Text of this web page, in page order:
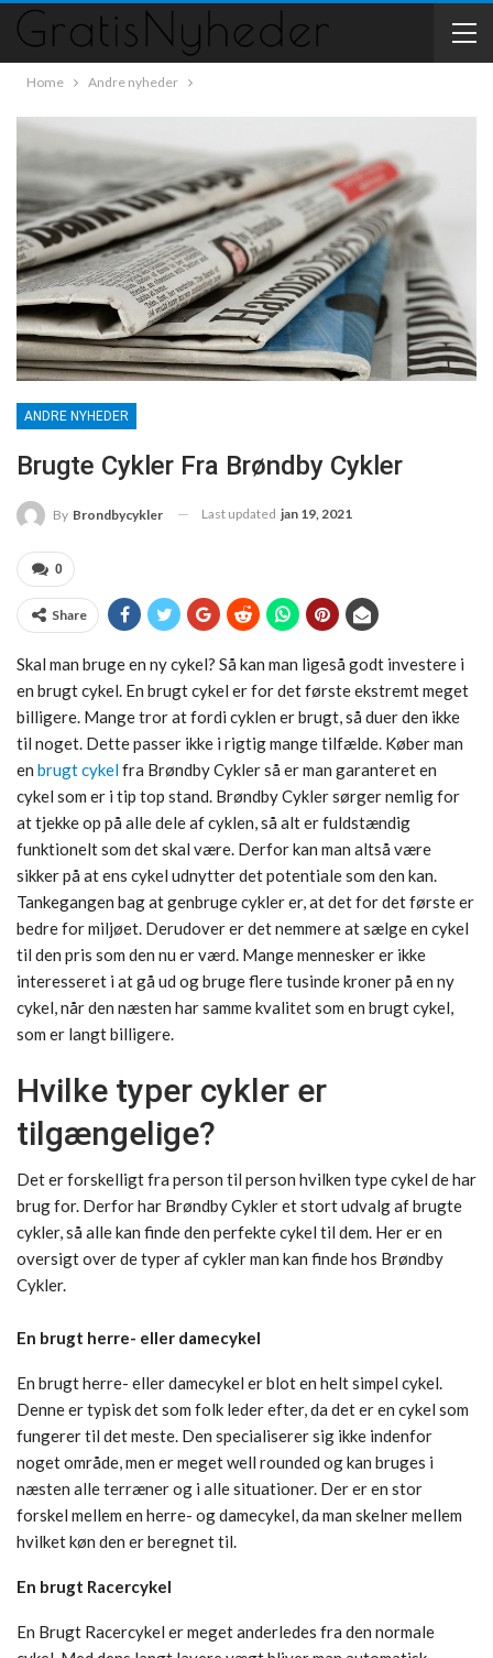
Home Andre nyheder
ANDRE NYHEDER
Brugte Cykler Fra Brøndby Cykler
By Brondbycykler Last updated jan 19, 2021
0
Share
Skal man bruge en ny cykel? Så kan man ligeså godt investere i
en brugt cykel. En brugt cykel er for det første ekstremt meget
billigere. Mange tror at fordi cyklen er brugt, så duer den ikke
til noget. Dette passer ikke i rigtig mange tilfælde. Køber man
en brugt cykelfra Brøndby Cykler så er man garanteret en
cykel som er i tip top stand. Brøndby Cykler sørger nemlig for
at tjekke op på alle dele af cyklen, så alt er fuldstændig
funktionelt som det skal være. Derfor kan man altså være
sikker på at ens cykel udnytter det potentiale som den kan.
Tankegangen bag at genbruge cykler er, at det for det første er
bedre for miljøet. Derudover er det nemmere at sælge en cykel
til den pris som den nu er værd. Mange mennesker er ikke
interesseret i at gå ud og bruge flere tusinde kroner på en ny
cykel, når den næsten har samme kvalitet som en brugt cykel,
som er langt billigere.
Hvilke typer cykler er
tilgængelige?
Det er forskelligt fra person til person hvilken type cykel de har
brug for. Derfor har Brøndby Cykler et stort udvalg af brugte
cykler, så alle kan finde den perfekte cykel til dem. Her er en
oversigt over de typer af cykler man kan finde hos Brøndby
Cykler.
En brugt herre- eller damecykel
En brugt herre- eller damecykel er blot en helt simpel cykel.
Denne er typisk det som folk leder efter, da det er en cykel som
fungerer til det meste. Den specialiserer sig ikke indenfor
noget område, men er meget well rounded og kan bruges i
næsten alle terræner og i alle situationer. Der er en stor
forskel mellem en herre- og damecykel, da man skelner mellem
hvilket køn den er beregnet til.
En brugt Racercykel
En Brugt Racercykel er meget anderledes fra den normale